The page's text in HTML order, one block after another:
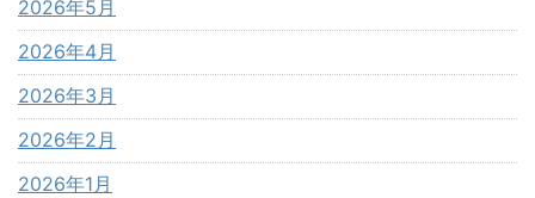
2026年5月
2026年4月
2026年3月
2026年2月
2026年1月